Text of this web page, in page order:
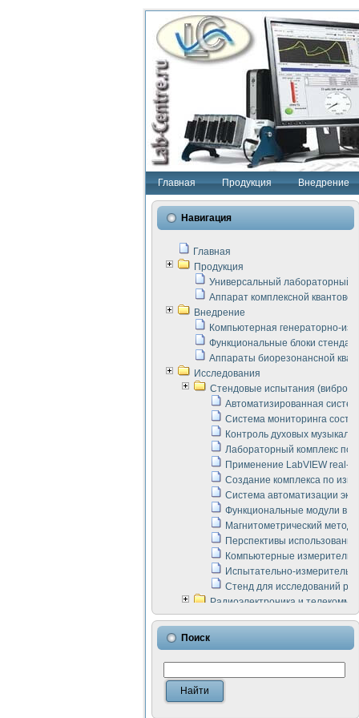
Главная Продукция Внедрение
Навигация
Главная
Продукция
Универсальный лабораторный
Аппарат комплексной
Внедрение
Компьютерная генераторно-
Функциональные блоки стенда
Аппараты биорезонансной
Исследования
Стендовые испытания
Автоматизированная
Система мониторинга
Контроль духовых
Лабораторный комплекс по
Применение LabVIEW real-
Создание комплекса по
Система автоматизации
Функциональные модули в
Магнитометрический метод
Перспективы
Компьютерные
Испытательно-
Стенд для исследований
Радиоэлектроника и
LabVIEW в расчетах
Аппаратно-программный
Виртуальный
Измерение шумовых
Измерительный
Инструменты для
Инструменты для
Поиск